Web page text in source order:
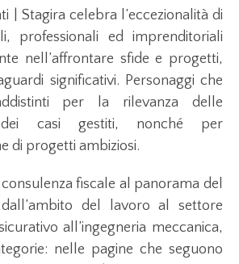
| Stagira celebra l’eccezionalità di
professionali ed imprenditoriali
nell’affrontare sfide e progetti,
significativi. Personaggi che
per la rilevanza delle
casi gestiti, nonché per
di progetti ambiziosi.
fiscale al panorama del
del lavoro al settore
all’ingegneria meccanica,
nelle pagine che seguono